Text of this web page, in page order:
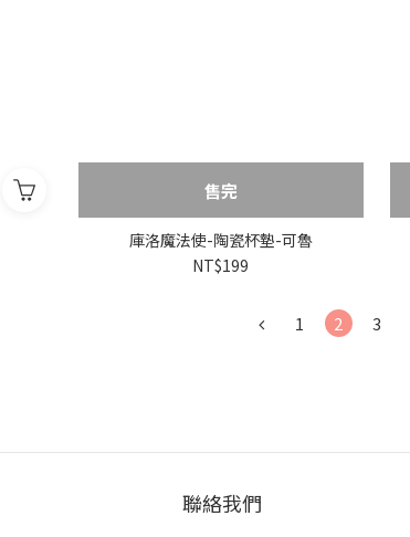
售完
庫洛魔法使-陶瓷杯墊-可魯
NT$199
1 2 3
聯絡我們